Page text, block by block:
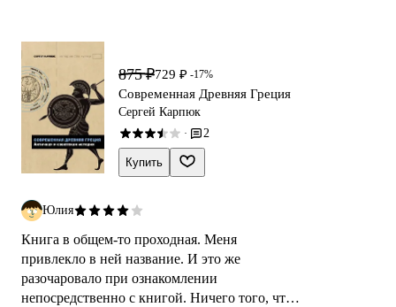
875 ₽729 ₽ -17%
Современная Древняя Греция
Сергей Карпюк
· 2
Купить
Юлия
Книга в общем-то проходная. Меня
привлекло в ней название. И это же
разочаровало при ознакомлении
непосредственно с книгой. Ничего того, что